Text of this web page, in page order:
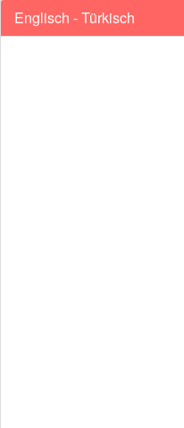
Englisch - Türkisch